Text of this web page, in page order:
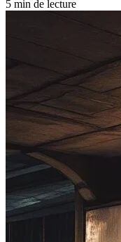
5 min de lecture